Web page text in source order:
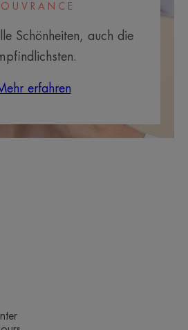
Schönheiten, auch die
erfahren